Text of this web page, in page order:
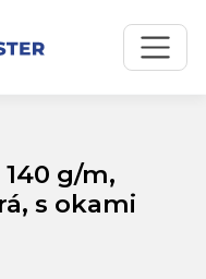
modrá, s okami
g/m,
s okami